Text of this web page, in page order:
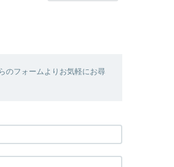
のフォームよりお気軽にお尋